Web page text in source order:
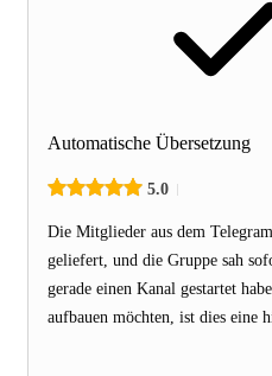
Automatische Übersetzung
5.0
Die Mitglieder aus dem
geliefert, und die Gruppe sah
gerade einen Kanal gestartet
aufbauen möchten, ist dies eine